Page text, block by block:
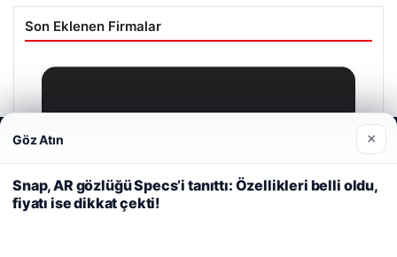
Son Eklenen Firmalar
Web sitemizi nasıl kullandığınızı daha iyi anlayabilmek,
deneyiminizi kişiselleştirmek ve geliştirmek amacıyla çerezler
kullanıyoruz.Çerez Politikamız
Reddet Kabul Et
Göz Atın ×
Snap, AR gözlüğü Specs’i tanıttı: Özellikleri belli oldu,
fiyatı ise dikkat çekti!